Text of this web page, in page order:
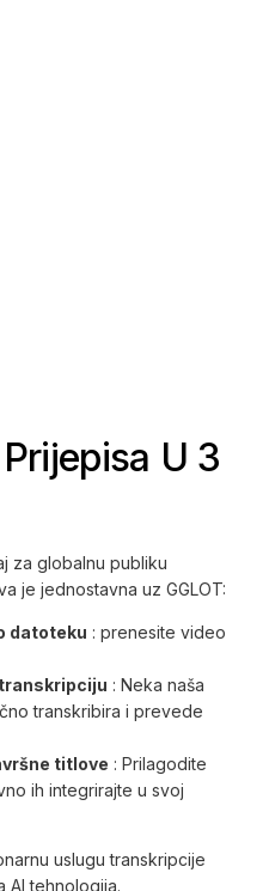
U 3
za globalnu publiku
je jednostavna uz GGLOT:
datoteku : prenesite video
: Neka naša
transkribira i prevede
titlove : Prilagodite
ih integrirajte u svoj
uslugu transkripcije
AI tehnologija.